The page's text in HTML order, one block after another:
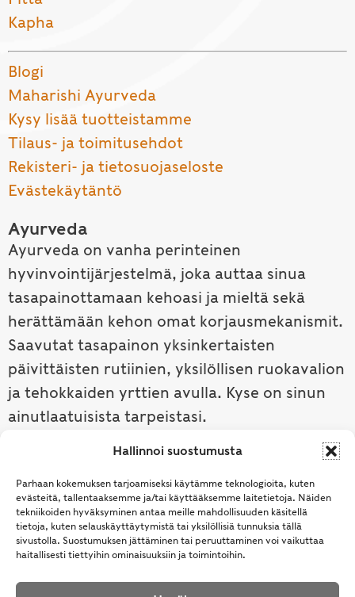
Hallinnoi suostumusta
Parhaan kokemuksen tarjoamiseksi käytämme teknologioita, kuten
evästeitä, tallentaaksemme ja/tai käyttääksemme laitetietoja. Näiden
tekniikoiden hyväksyminen antaa meille mahdollisuuden käsitellä
tietoja, kuten selauskäyttäytymistä tai yksilöllisiä tunnuksia tällä
sivustolla. Suostumuksen jättäminen tai peruuttaminen voi vaikuttaa
haitallisesti tiettyihin ominaisuuksiin ja toimintoihin.
Kapha
Blogi
Maharishi Ayurveda
Kysy lisää tuotteistamme
Tilaus- ja toimitusehdot
Rekisteri- ja tietosuojaseloste
Evästekäytäntö
Ayurveda
Ayurveda on vanha perinteinen
hyvinvointijärjestelmä, joka auttaa sinua
tasapainottamaan kehoasi ja mieltä sekä
herättämään kehon omat korjausmekanismit.
Saavutat tasapainon yksinkertaisten
päivittäisten rutiinien, yksilöllisen ruokavalion
ja tehokkaiden yrttien avulla. Kyse on sinun
ainutlaatuisista tarpeistasi.
Tutustu ayurvedaan →